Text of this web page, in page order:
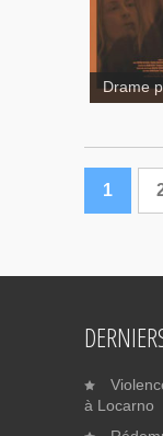
Drame
1
à Locarno